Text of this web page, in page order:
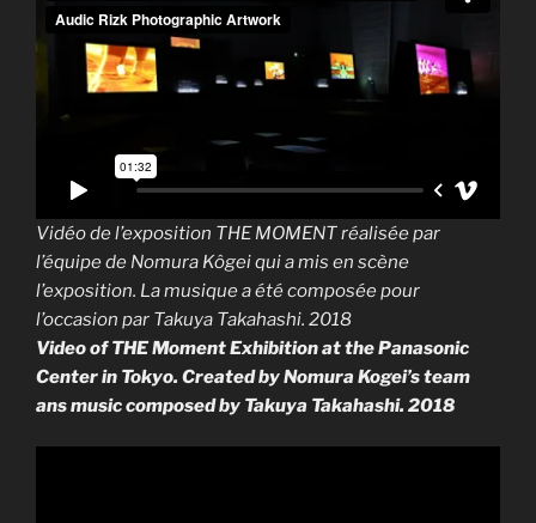
Vidéo de l’exposition THE MOMENT réalisée par
l’équipe de Nomura Kôgei qui a mis en scène
l’exposition. La musique a été composée pour
l’occasion par Takuya Takahashi. 2018
Video of THE Moment Exhibition at the Panasonic
Center in Tokyo. Created by Nomura Kogei’s team
ans music composed by Takuya Takahashi. 2018